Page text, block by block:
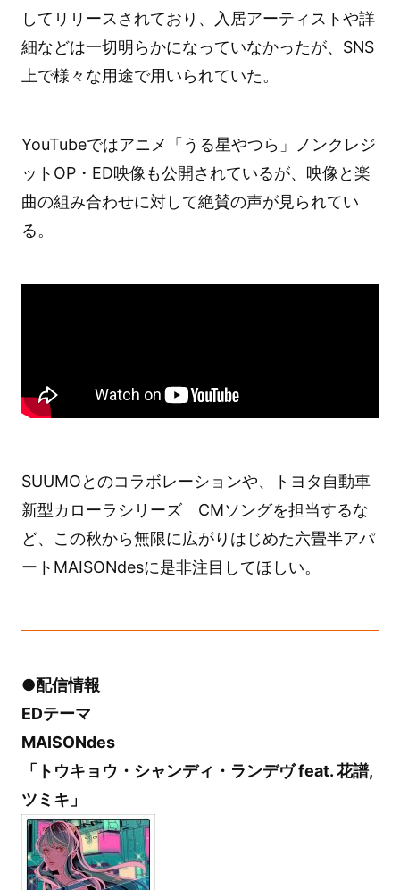
してリリースされており、入居アーティストや詳
細などは一切明らかになっていなかったが、SNS
上で様々な用途で用いられていた。
YouTubeではアニメ「うる星やつら」ノンクレジ
ットOP・ED映像も公開されているが、映像と楽
曲の組み合わせに対して絶賛の声が見られてい
る。
SUUMOとのコラボレーションや、トヨタ自動車
新型カローラシリーズ CMソングを担当するな
ど、この秋から無限に広がりはじめた六畳半アパ
ートMAISONdesに是非注目してほしい。
●配信情報
EDテーマ
MAISONdes
「トウキョウ・シャンディ・ランデヴ feat. 花譜,
ツミキ」